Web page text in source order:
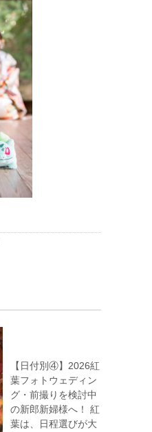
【日付別④】2026紅
葉フォトウェディン
グ・前撮りを検討中
の新郎新婦様へ！ 紅
葉は、日程選びが大